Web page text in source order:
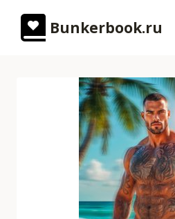
содержимому
Bunkerbook.ru